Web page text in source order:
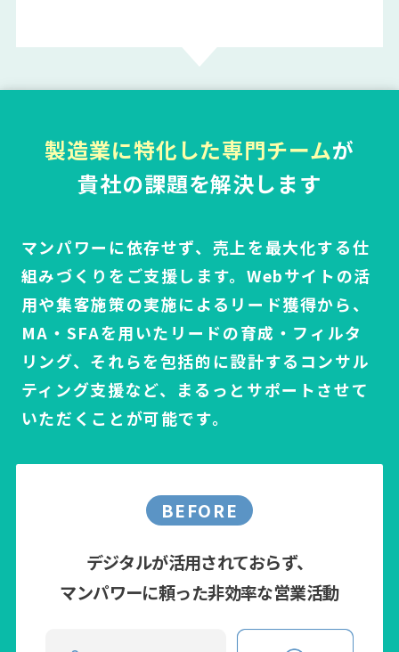
製造業に特化した専門チームが
貴社の課題を解決します
マンパワーに依存せず、売上を最大化する仕
組みづくりをご支援します。Webサイトの活
用や集客施策の実施によるリード獲得から、
MA・SFAを用いたリードの育成・フィルタ
リング、それらを包括的に設計するコンサル
ティング支援など、まるっとサポートさせて
いただくことが可能です。
BEFORE
デジタルが活用されておらず、
マンパワーに頼った非効率な営業活動